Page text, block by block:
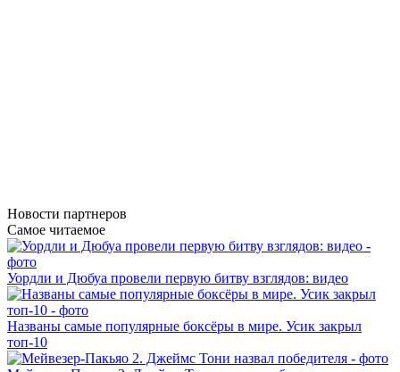
Новости партнеров
Самое читаемое
Уордли и Дюбуа провели первую битву взглядов: видео
Названы самые популярные боксёры в мире. Усик закрыл
топ-10